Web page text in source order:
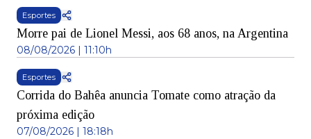
Esportes
Morre pai de Lionel Messi, aos 68 anos, na Argentina
08/08/2026 | 11:10h
Esportes
Corrida do Bahêa anuncia Tomate como atração da
próxima edição
07/08/2026 | 18:18h